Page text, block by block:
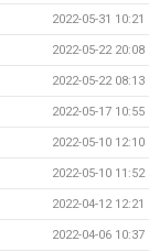
2022-05-31 10:21
2022-05-22 20:08
2022-05-22 08:13
2022-05-17 10:55
2022-05-10 12:10
2022-05-10 11:52
2022-04-12 12:21
2022-04-06 10:37